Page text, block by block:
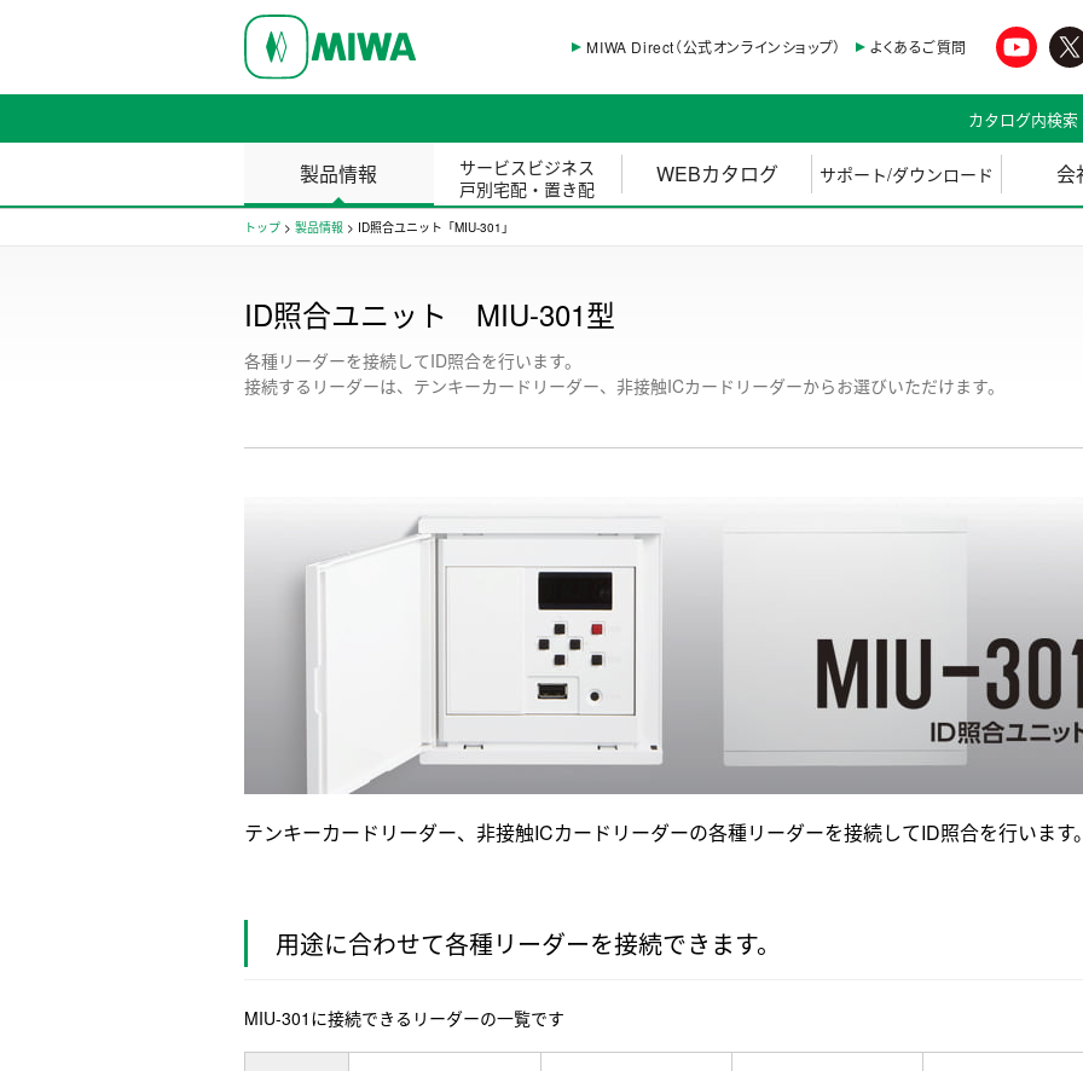
MIWA Direct（公式オンラインショップ） よくあるご質問
カタログ内検索
製品情報
サービスビジネス
戸別宅配・置き配
WEBカタログ サポート/ダウンロード 会
トップ > 製品情報 > ID照合ユニット「MIU-301」
ID照合ユニット MIU-301型
各種リーダーを接続してID照合を行います。
接続するリーダーは、テンキーカードリーダー、非接触ICカードリーダーからお選びいただけます。
テンキーカードリーダー、非接触ICカードリーダーの各種リーダーを接続してID照合を行います
用途に合わせて各種リーダーを接続できます。
MIU-301に接続できるリーダーの一覧です